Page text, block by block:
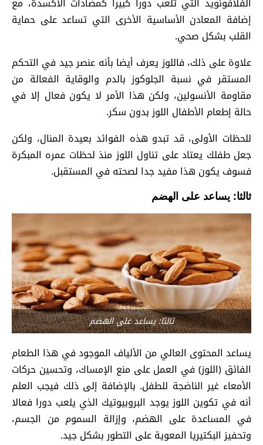
إضافة المعادن الأساسية الأخرى التي تساعد على حماية
القلب بشكل صحي.
علاوة على ذلك، فاللوز يعرف أيضا بأنه عنصر جيد في التحكم
المستقر في نسبة الجلوكوز بالدم والوقاية الفعالة من
مقاومة الأنسولين، ولكن هذا الأمر لا يكون فعال إلا في
حالة إطعام الأطفال اللوز بدون سكر.
للحظات الأولى، قد تبدو هذه الفوائد بعيدة المنال، ولكن
جعل طفلك يعتاد على تناول اللوز منذ لحظات عمره المبكرة
فسوف يكون هذا مفيد جدا لصحته في المستقبل.
ثالثا: يساعد على الهضم
ثالثا: يساعد على الهضم
يساعد المحتوى العالي من الألياف الموجود في هذا الطعام
الفائق (اللوز) في العمل على منع الإمساك، وتحسين حركات
الأمعاء غير الناضجة للطفل. بالإضافة إلى ذلك فيجب العلم
أنه في تكوين اللوز يوجد البروبيوتيك الذي يلعب دورا فعالا
في المساعدة على الهضم، وإزالة السموم من الجسم،
وتحفيز البكتيريا المعوية على التطور بشكل جيد.